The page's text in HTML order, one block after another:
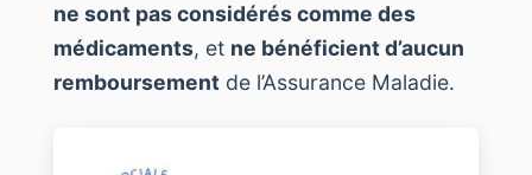
ne sont pas considérés comme des
médicaments, et ne bénéficient d’aucun
remboursement de l’Assurance Maladie.